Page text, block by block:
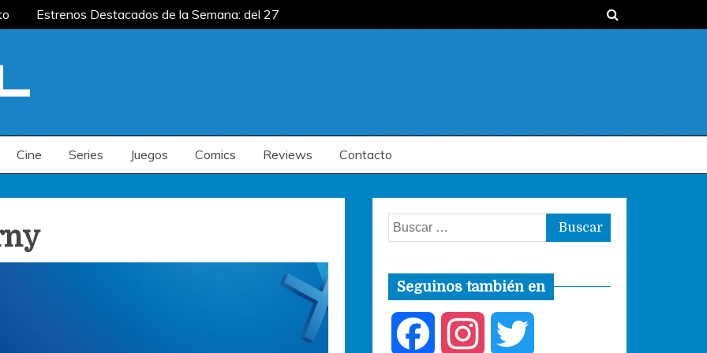
Estrenos Destacados de la Semana: del 27
Cine Series Juegos Comics Reviews Contacto
Buscar:
Seguinos también en